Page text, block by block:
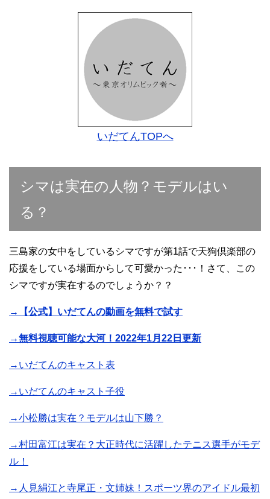
いだてんTOPへ
シマは実在の人物？モデルはい
る？
三島家の女中をしているシマですが第1話で天狗倶楽部の
応援をしている場面からして可愛かった･･･！さて、この
シマですが実在するのでしょうか？？
→【公式】いだてんの動画を無料で試す
→無料視聴可能な大河！2022年1月22日更新
→いだてんのキャスト表
→いだてんのキャスト子役
→小松勝は実在？モデルは山下勝？
→村田富江は実在？大正時代に活躍したテニス選手がモデ
ル！
→人見絹江と寺尾正・文姉妹！スポーツ界のアイドル最初